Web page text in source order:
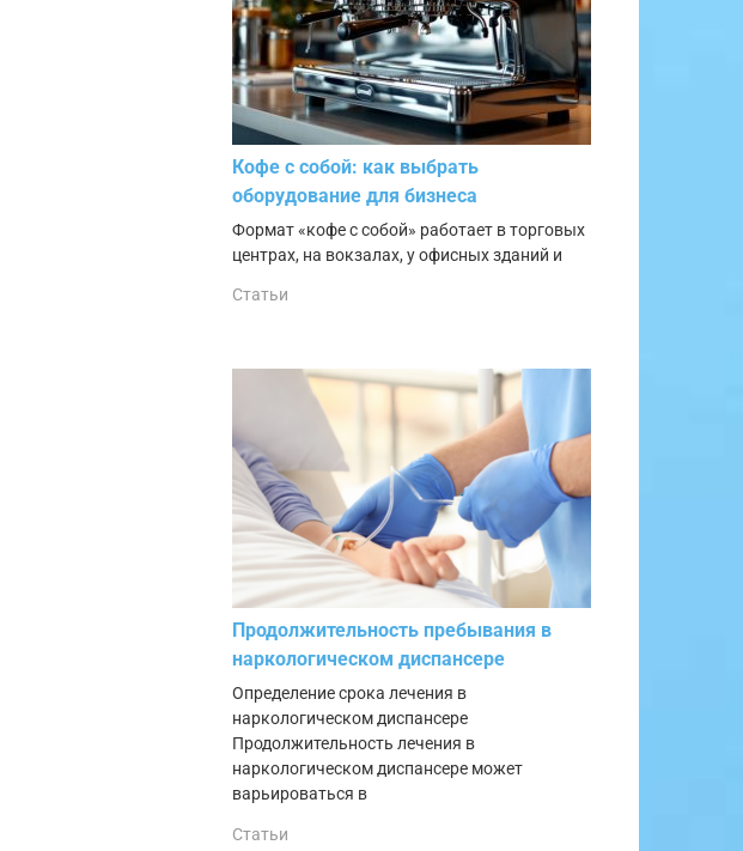
Кофе с собой: как выбрать
оборудование для бизнеса
Формат «кофе с собой» работает в торговых
центрах, на вокзалах, у офисных зданий и
Статьи
Продолжительность пребывания в
наркологическом диспансере
Определение срока лечения в
наркологическом диспансере
Продолжительность лечения в
наркологическом диспансере может
варьироваться в
Статьи